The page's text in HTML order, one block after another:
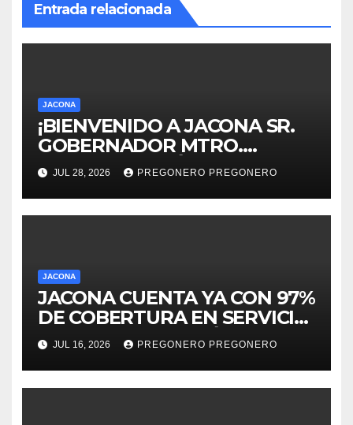
Entrada relacionada
JACONA
¡BIENVENIDO A JACONA SR.
GOBERNADOR MTRO.
ALFREDO RAMÍREZ
BEDOLLA!
JUL 28, 2026 PREGONERO PREGONERO
JACONA
JACONA CUENTA YA CON 97%
DE COBERTURA EN SERVICIO
DE ELECTRIFICACIÓN Y
ALUMBRADO PÚBLICO
JUL 16, 2026 PREGONERO PREGONERO